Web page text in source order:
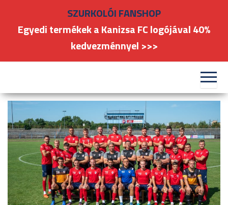
FC
#kanizsafoci
SZURKOLÓI FANSHOP
Egyedi termékek a Kanizsa FC logójával 40%
kedvezménnyel >>>